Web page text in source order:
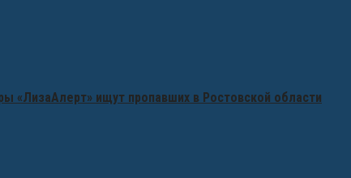
«ЛизаАлерт» ищут пропавших в Ростовской области